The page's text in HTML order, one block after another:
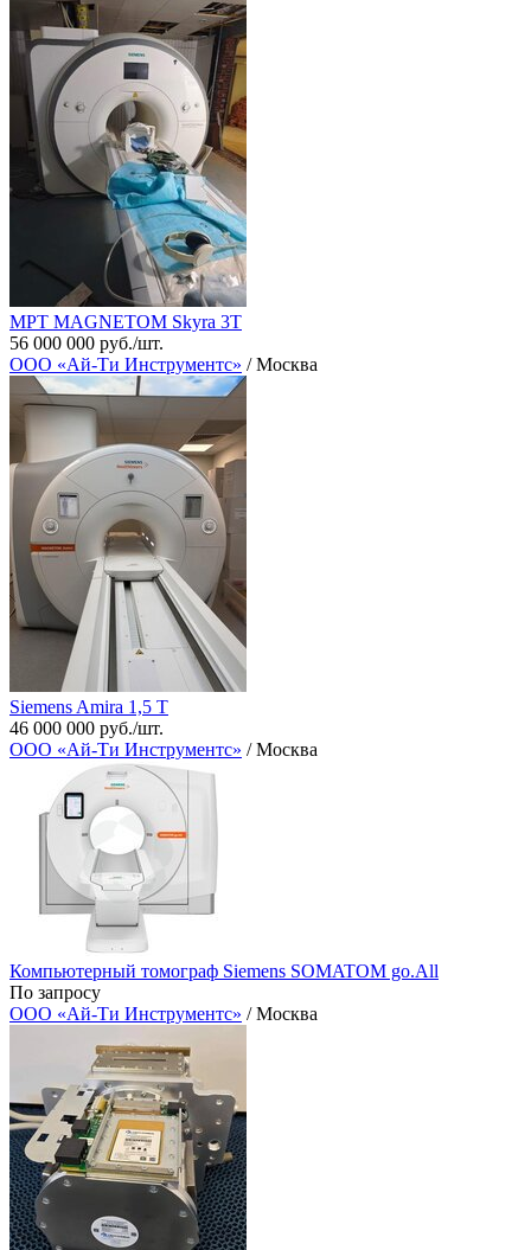
МРТ MAGNETOM Skyra 3T
56 000 000 руб./шт.
ООО «Ай-Ти Инструментс» / Москва
Siemens Amira 1,5 Т
46 000 000 руб./шт.
ООО «Ай-Ти Инструментс» / Москва
Компьютерный томограф Siemens SOMATOM go.All
По запросу
ООО «Ай-Ти Инструментс» / Москва